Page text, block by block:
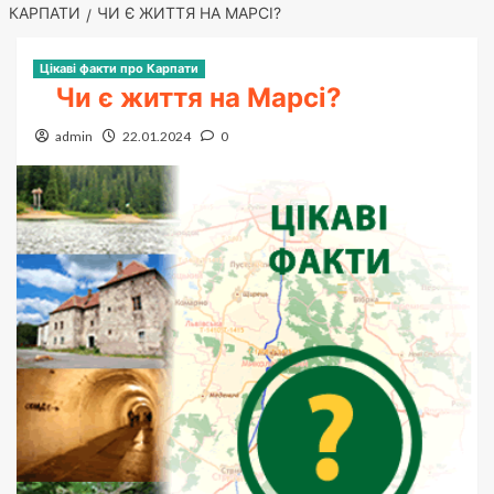
КАРПАТИ ЧИ Є ЖИТТЯ НА МАРСІ?
Цікаві факти про Карпати
Чи є життя на Марсі?
admin 22.01.2024 0